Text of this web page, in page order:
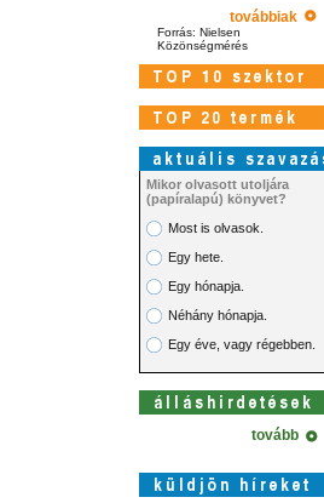
Látogasson el képtárunkba!
továbbiak
Forrás: Nielsen
Közönségmérés
Mikor olvasott utoljára
(papíralapú) könyvet?
Most is olvasok.
Egy hete.
Egy hónapja.
Néhány hónapja.
Egy éve, vagy régebben.
tovább